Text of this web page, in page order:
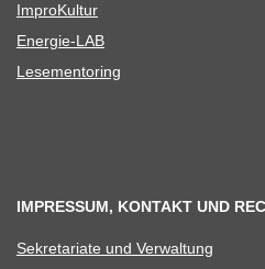
Impro­Kul­tur
Ener­­gie-LAB
Lese­men­to­ring
IMPRESSUM, KONTAKT UND
Sekre­ta­riate und Verwaltung